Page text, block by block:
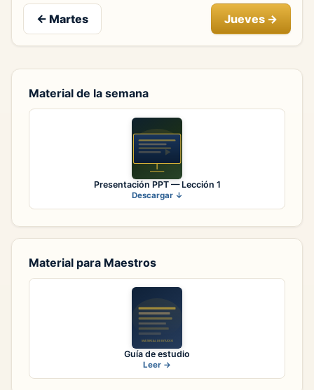
← Martes Jueves →
Material de la semana
Presentación PPT — Lección 1
Descargar ↓
Material para Maestros
Guía de estudio
Leer →